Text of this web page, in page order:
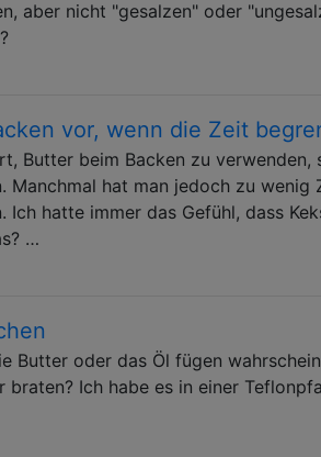
aber nicht "gesalzen" oder
vor, wenn die Zeit
Butter beim Backen zu verwenden,
Manchmal hat man jedoch zu wenig
hatte immer das Gefühl, dass
…
Butter oder das Öl fügen
braten? Ich habe es in einer